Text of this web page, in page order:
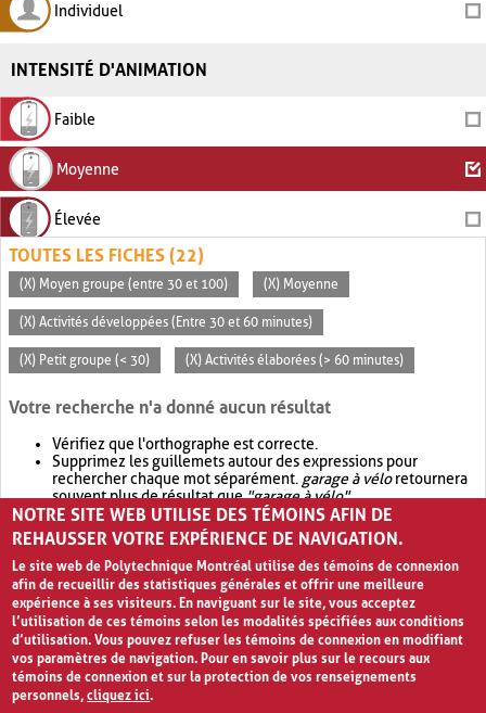
Individuel
INTENSITÉ D'ANIMATION
Faible
Moyenne
Élevée
TOUTES LES FICHES (22)
(X) Moyen groupe (entre 30 et 100) (X) Moyenne
(X) Activités développées (Entre 30 et 60 minutes)
(X) Petit groupe (< 30) (X) Activités élaborées (> 60 minutes)
Votre recherche n'a donné aucun résultat
Vérifiez que l'orthographe est correcte.
Supprimez les guillemets autour des expressions pour
rechercher chaque mot séparément. garage à véloretournera
souvent plus de résultat que"garage à vélo".
Envisagez d'élargir votre recherche avec OR.garage OR vélo
retournera souvent plus de résultat quegarage à vélo
NOTRE SITE WEB UTILISE DES TÉMOINS AFIN DE
REHAUSSER VOTRE EXPÉRIENCE DE NAVIGATION.
Le site web de Polytechnique Montréal utilise des témoins de connexion
afin de recueillir des statistiques générales et offrir une meilleure
expérience à ses visiteurs. En naviguant sur le site, vous acceptez
l’utilisation de ces témoins selon les modalités spécifiées aux conditions
d’utilisation. Vous pouvez refuser les témoins de connexion en modifiant
vos paramètres de navigation. Pour en savoir plus sur le recours aux
témoins de connexion et sur la protection de vos renseignements
personnels,cliquez ici.